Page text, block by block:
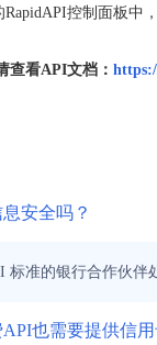
控制面板中
查看API文档：
安全吗？
标准的银行合作伙伴
也需要提供信用